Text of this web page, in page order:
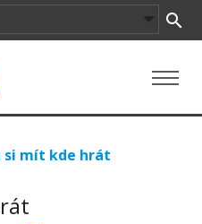
si mít kde hrát